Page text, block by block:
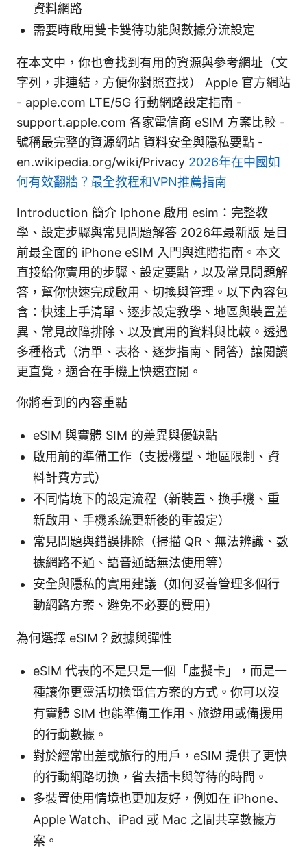
資料網路
需要時啟用雙卡雙待功能與數據分流設定
在本文中，你也會找到有用的資源與參考網址（文
字列，非連結，方便你對照查找） Apple 官方網站
- apple.com LTE/5G 行動網路設定指南 -
support.apple.com 各家電信商 eSIM 方案比較 -
號稱最完整的資源網站 資料安全與隱私要點 -
en.wikipedia.org/wiki/Privacy 2026年在中國如
何有效翻牆？最全教程和VPN推薦指南
Introduction 簡介 Iphone 啟用 esim：完整教
學、設定步驟與常見問題解答 2026年最新版 是目
前最全面的 iPhone eSIM 入門與進階指南。本文
直接給你實用的步驟、設定要點，以及常見問題解
答，幫你快速完成啟用、切換與管理。以下內容包
含：快速上手清單、逐步設定教學、地區與裝置差
異、常見故障排除、以及實用的資料與比較。透過
多種格式（清單、表格、逐步指南、問答）讓閱讀
更直覺，適合在手機上快速查閱。
你將看到的內容重點
eSIM 與實體 SIM 的差異與優缺點
啟用前的準備工作（支援機型、地區限制、資
料計費方式）
不同情境下的設定流程（新裝置、換手機、重
新啟用、手機系統更新後的重設定）
常見問題與錯誤排除（掃描 QR、無法辨識、數
據網路不通、語音通話無法使用等）
安全與隱私的實用建議（如何妥善管理多個行
動網路方案、避免不必要的費用）
為何選擇 eSIM？數據與彈性
eSIM 代表的不是只是一個「虛擬卡」，而是一
種讓你更靈活切換電信方案的方式。你可以沒
有實體 SIM 也能準備工作用、旅遊用或備援用
的行動數據。
對於經常出差或旅行的用戶，eSIM 提供了更快
的行動網路切換，省去插卡與等待的時間。
多裝置使用情境也更加友好，例如在 iPhone、
Apple Watch、iPad 或 Mac 之間共享數據方
案。